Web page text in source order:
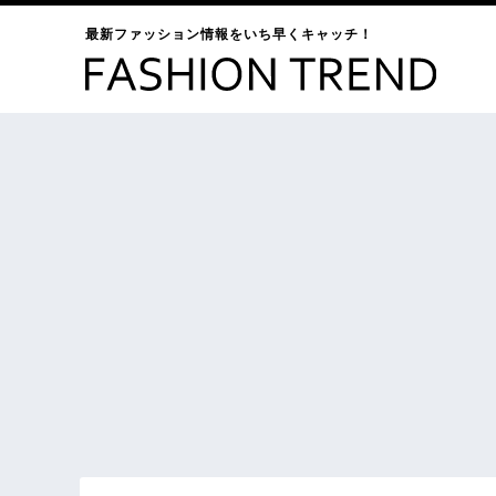
最新ファッション情報をいち早くキャッチ！